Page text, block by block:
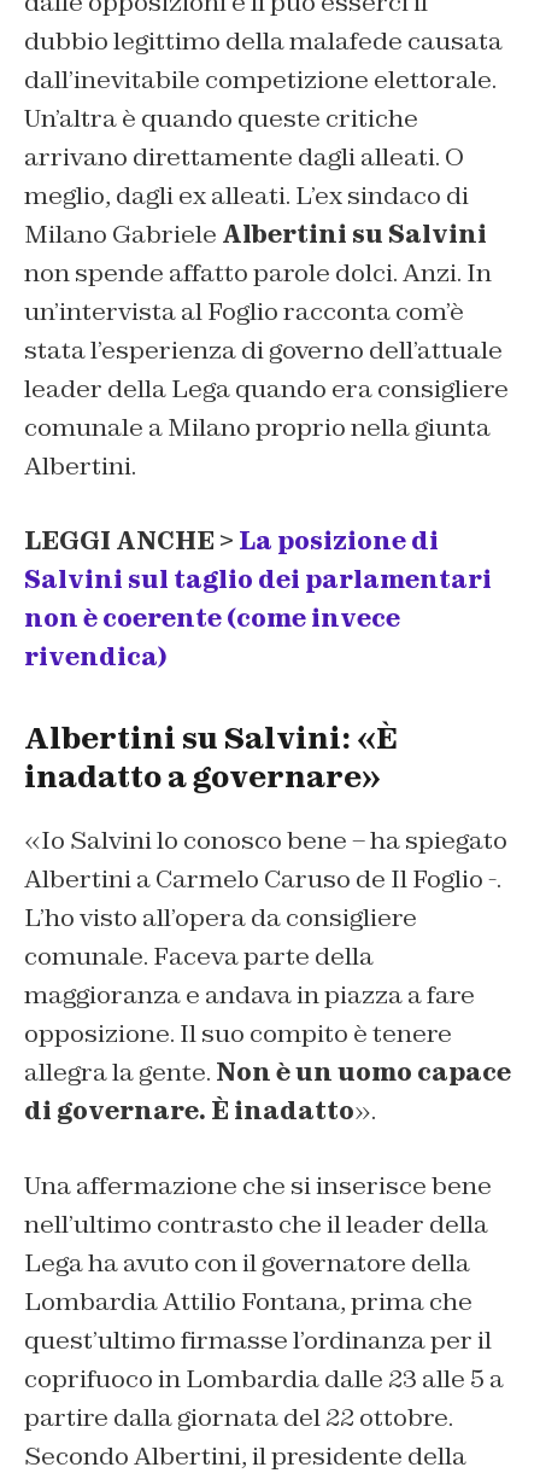
dubbio legittimo della malafede causata
dall’inevitabile competizione elettorale.
Un’altra è quando queste critiche
arrivano direttamente dagli alleati. O
meglio, dagli ex alleati. L’ex sindaco di
Milano Gabriele Albertini su Salvini
non spende affatto parole dolci. Anzi. In
un’intervista al Foglio racconta com’è
stata l’esperienza di governo dell’attuale
leader della Lega quando era consigliere
comunale a Milano proprio nella giunta
Albertini.
LEGGI ANCHE > La posizione di
Salvini sul taglio dei parlamentari
non è coerente (come invece
rivendica)
Albertini su Salvini: «È
inadatto a governare»
«Io Salvini lo conosco bene – ha spiegato
Albertini a Carmelo Caruso de Il Foglio -.
L’ho visto all’opera da consigliere
comunale. Faceva parte della
maggioranza e andava in piazza a fare
opposizione. Il suo compito è tenere
allegra la gente. Non è un uomo capace
di governare. È inadatto».
Una affermazione che si inserisce bene
nell’ultimo contrasto che il leader della
Lega ha avuto con il governatore della
Lombardia Attilio Fontana, prima che
quest’ultimo firmasse l’ordinanza per il
coprifuoco in Lombardia dalle 23 alle 5 a
partire dalla giornata del 22 ottobre.
Secondo Albertini, il presidente della